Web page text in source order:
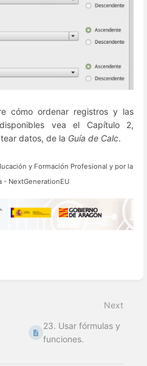
cómo ordenar registros y las
vea el Capítulo 2,
datos, de la Guía de Calc.
y Formación Profesional y por la
- NextGenerationEU
Next
23. Usar fórmulas y
funciones.